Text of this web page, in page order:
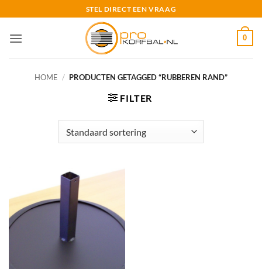
naar
inhoud
STEL DIRECT EEN VRAAG
0
HOME / PRODUCTEN GETAGGED “RUBBEREN RAND”
FILTER